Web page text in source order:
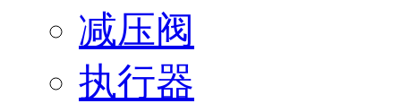
减压阀
执行器